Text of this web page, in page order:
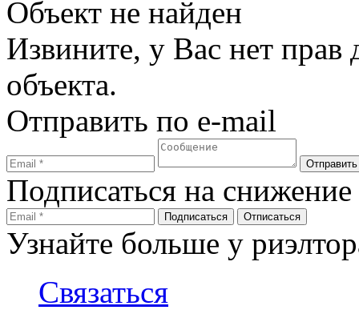
Объект не найден
Извините, у Вас нет прав
объекта.
Отправить по e-mail
Подписаться на
Узнайте больше у
Связаться